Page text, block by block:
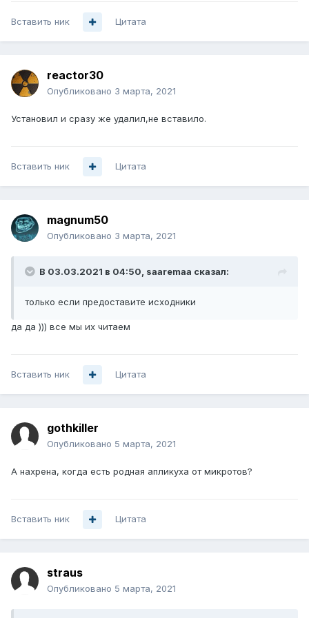
Вставить ник Цитата
reactor30
Опубликовано 3 марта, 2021
Установил и сразу же удалил,не вставило.
Вставить ник Цитата
magnum50
Опубликовано 3 марта, 2021
В 03.03.2021 в 04:50, saaremaa сказал:
только если предоставите исходники
да да ))) все мы их читаем
Вставить ник Цитата
gothkiller
Опубликовано 5 марта, 2021
А нахрена, когда есть родная апликуха от микротов?
Вставить ник Цитата
straus
Опубликовано 5 марта, 2021